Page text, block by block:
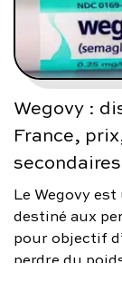
Wegovy :
France,
Le Wegovy
destiné aux
pour objectif
perdre du